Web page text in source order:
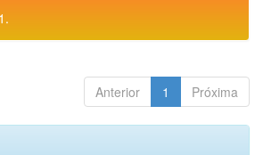
Anterior 1 Próxima